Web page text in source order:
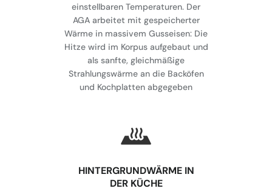
einstellbaren Temperaturen. Der
AGA arbeitet mit gespeicherter
Wärme in massivem Gusseisen: Die
Hitze wird im Korpus aufgebaut und
als sanfte, gleichmäßige
Strahlungswärme an die Backöfen
und Kochplatten abgegeben
HINTERGRUNDWÄRME IN
DER KÜCHE